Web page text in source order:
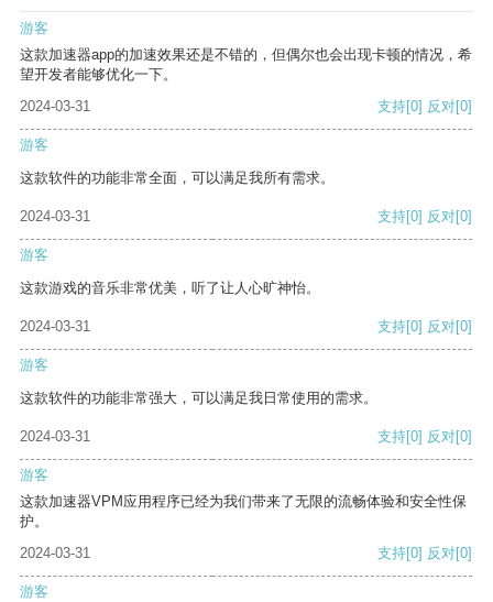
游客
这款加速器app的加速效果还是不错的，但偶尔也会出现卡顿的情况，希
望开发者能够优化一下。
2024-03-31
支持[0] 反对[0]
游客
这款软件的功能非常全面，可以满足我所有需求。
2024-03-31 支持[0] 反对[0]
游客
这款游戏的音乐非常优美，听了让人心旷神怡。
2024-03-31 支持[0] 反对[0]
游客
这款软件的功能非常强大，可以满足我日常使用的需求。
2024-03-31 支持[0] 反对[0]
游客
这款加速器VPM应用程序已经为我们带来了无限的流畅体验和安全性保
护。
2024-03-31
支持[0] 反对[0]
游客